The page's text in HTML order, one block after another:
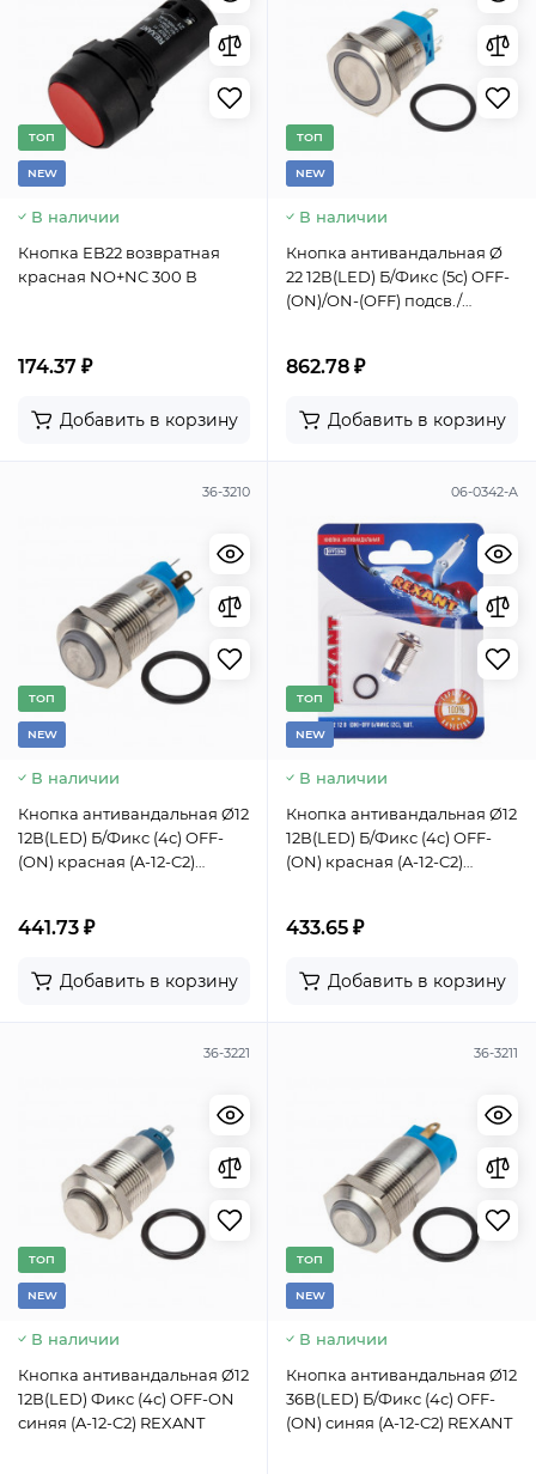
TОП
NEW
В наличии
Кнопка EB22 возвратная
красная NO+NC 300 В
174.37 ₽
Добавить в корзину
TОП
NEW
В наличии
Кнопка антивандальная Ø
22 12В(LED) Б/Фикс (5с) OFF-
(ON)/ON-(OFF) подсв./
862.78 ₽
Добавить в корзину
36-3210
TОП
NEW
В наличии
Кнопка антивандальная Ø12
12В(LED) Б/Фикс (4с) OFF-
(ON) красная (A-12-C2)
441.73 ₽
Добавить в корзину
06-0342-A
TОП
NEW
В наличии
Кнопка антивандальная Ø12
12В(LED) Б/Фикс (4с) OFF-
(ON) красная (A-12-C2)
433.65 ₽
Добавить в корзину
36-3221
TОП
NEW
В наличии
Кнопка антивандальная Ø12
12В(LED) Фикс (4с) OFF-ON
синяя (A-12-C2) REXANT
36-3211
TОП
NEW
В наличии
Кнопка антивандальная Ø12
36В(LED) Б/Фикс (4с) OFF-
(ON) синяя (A-12-C2) REXANT